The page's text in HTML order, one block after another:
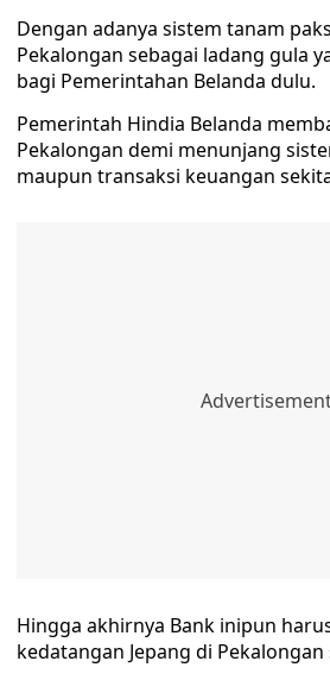
Dengan adanya sistem tanam
Pekalongan sebagai ladang gula
bagi Pemerintahan Belanda dulu.
Pemerintah Hindia Belanda
Pekalongan demi menunjang
maupun transaksi keuangan
Hingga akhirnya Bank inipun
kedatangan Jepang di